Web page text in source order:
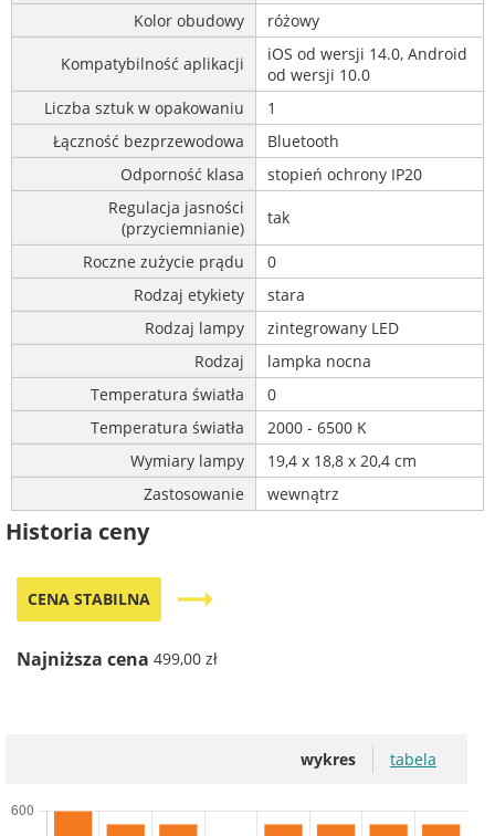
Kolor obudowy
różowy
Kompatybilność aplikacji
iOS od wersji 14.0, Android
od wersji 10.0
Liczba sztuk w opakowaniu
1
Łączność bezprzewodowa
Bluetooth
Odporność klasa
stopień ochrony IP20
Regulacja jasności
(przyciemnianie)
tak
Roczne zużycie prądu
0
Rodzaj etykiety
stara
Rodzaj lampy
zintegrowany LED
Rodzaj
lampka nocna
Temperatura światła
0
Temperatura światła
2000 - 6500 K
Wymiary lampy
19,4 x 18,8 x 20,4 cm
Zastosowanie
wewnątrz
Historia ceny
CENA STABILNA trending_flat
Najniższa cena 499,00 zł
wykres tabela